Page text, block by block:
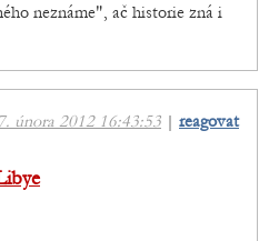
neznáme", ač historie zná i
února 2012 16:43:53 | reagovat